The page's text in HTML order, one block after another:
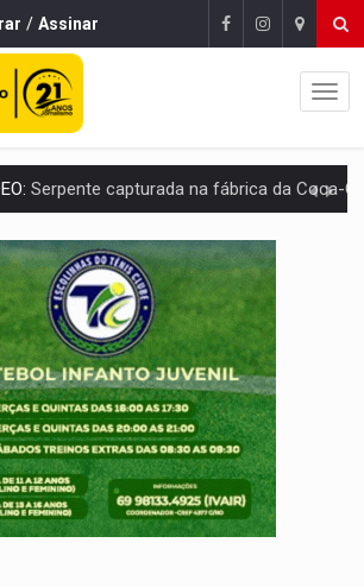
/ Assinar
Cientistas cassados pelo AI-5 se tornam pesquisadores
Líder religioso é preso por abusar de fiéis sob pretexto de
Brasil tem uma história marcada por guerras, revoltas e
Mulher é encontrada morta dentro de residência
DO MOTOCROSS':Pai morre em acidente na BR-364 duas semanas após
DO VOTO:Cinco maiores colégios eleitorais concentram 53,7% dos
SEMANAL:Largada foi dada e candidatos ao Governo de RO partem
SUSPEITA: Entrega de 286 máquinas em Rondônia coincide com